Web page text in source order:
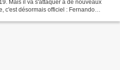
Mais il va s'attaquer à de nouveaux
c'est désormais officiel : Fernando